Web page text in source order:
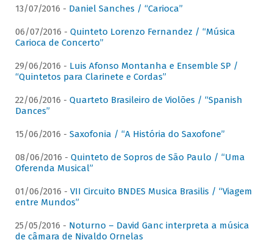
13/07/2016 - Daniel Sanches / “Carioca”
06/07/2016 - Quinteto Lorenzo Fernandez / “Música
Carioca de Concerto”
29/06/2016 - Luis Afonso Montanha e Ensemble SP /
“Quintetos para Clarinete e Cordas”
22/06/2016 - Quarteto Brasileiro de Violões / “Spanish
Dances”
15/06/2016 - Saxofonia / “A História do Saxofone”
08/06/2016 - Quinteto de Sopros de São Paulo / “Uma
Oferenda Musical”
01/06/2016 - VII Circuito BNDES Musica Brasilis / “Viagem
entre Mundos”
25/05/2016 - Noturno – David Ganc interpreta a música
de câmara de Nivaldo Ornelas